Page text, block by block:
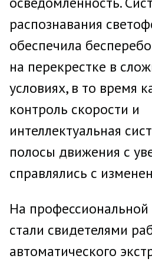
распознавания
обеспечила
на перекрестке в
условиях, в то время
контроль скорости и
интеллектуальная
полосы движения с
справлялись с
На
стали свидетелями
автоматического